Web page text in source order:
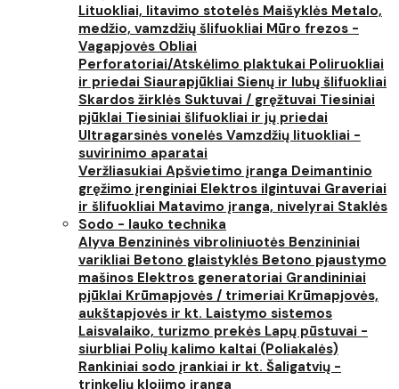
Lituokliai, litavimo stotelės Maišyklės Metalo,
medžio, vamzdžių šlifuokliai Mūro frezos -
Vagapjovės Obliai
Perforatoriai/Atskėlimo plaktukai Poliruokliai
ir priedai Siaurapjūkliai Sienų ir lubų šlifuokliai
Skardos žirklės Suktuvai / gręžtuvai Tiesiniai
pjūklai Tiesiniai šlifuokliai ir jų priedai
Ultragarsinės vonelės Vamzdžių lituokliai -
suvirinimo aparatai
Veržliasukiai Apšvietimo įranga Deimantinio
gręžimo įrenginiai Elektros ilgintuvai Graveriai
ir šlifuokliai Matavimo įranga, nivelyrai Staklės
Sodo - lauko technika
Alyva Benzininės vibroliniuotės Benzininiai
varikliai Betono glaistyklės Betono pjaustymo
mašinos Elektros generatoriai Grandininiai
pjūklai Krūmapjovės / trimeriai Krūmapjovės,
aukštapjovės ir kt. Laistymo sistemos
Laisvalaiko, turizmo prekės Lapų pūstuvai -
siurbliai Polių kalimo kaltai (Poliakalės)
Rankiniai sodo įrankiai ir kt. Šaligatvių -
trinkelių klojimo įranga